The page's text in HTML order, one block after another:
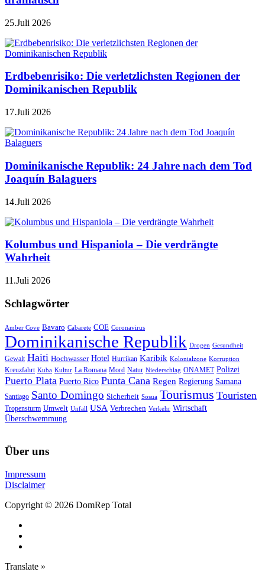
25.Juli 2026
Erdbebenrisiko: Die verletzlichsten Regionen der
Dominikanischen Republik
17.Juli 2026
Dominikanische Republik: 24 Jahre nach dem Tod
Joaquín Balaguers
14.Juli 2026
Kolumbus und Hispaniola – Die verdrängte
Wahrheit
11.Juli 2026
Schlagwörter
Amber Cove Bavaro Cabarete COE Coronavirus
Dominikanische Republik Drogen Gesundheit
Gewalt Haiti Hochwasser Hotel Hurrikan Karibik Kolonialzone Korruption
Kreuzfahrt Kuba Kultur La Romana Mord Natur Niederschlag ONAMET Polizei
Puerto Plata Puerto Rico Punta Cana Regen Regierung Samana
Santiago Santo Domingo Sicherheit Sosua Tourismus Touristen
Tropensturm Umwelt Unfall USA Verbrechen Verkehr Wirtschaft
Überschwemmung
Über uns
Impressum
Disclaimer
Copyright © 2026 DomRep Total
Translate »